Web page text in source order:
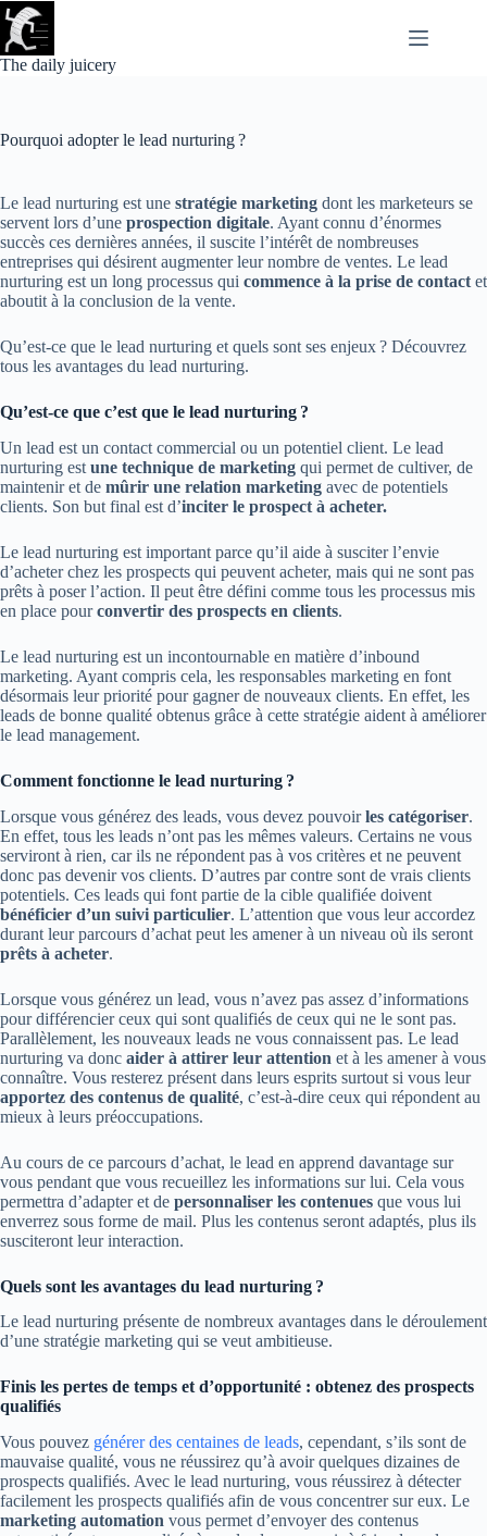
Passer
au
contenu
The daily juicery
Pourquoi adopter le lead nurturing ?
Le lead nurturing est une stratégie marketing dont les marketeurs se
servent lors d’une prospection digitale. Ayant connu d’énormes
succès ces dernières années, il suscite l’intérêt de nombreuses
entreprises qui désirent augmenter leur nombre de ventes. Le lead
nurturing est un long processus qui commence à la prise de contact et
aboutit à la conclusion de la vente.
Qu’est-ce que le lead nurturing et quels sont ses enjeux ? Découvrez
tous les avantages du lead nurturing.
Qu’est-ce que c’est que le lead nurturing ?
Un lead est un contact commercial ou un potentiel client. Le lead
nurturing est une technique de marketing qui permet de cultiver, de
maintenir et de mûrir une relation marketing avec de potentiels
clients. Son but final est d’inciter le prospect à acheter.
Le lead nurturing est important parce qu’il aide à susciter l’envie
d’acheter chez les prospects qui peuvent acheter, mais qui ne sont pas
prêts à poser l’action. Il peut être défini comme tous les processus mis
en place pourconvertir des prospects en clients.
Le lead nurturing est un incontournable en matière d’inbound
marketing. Ayant compris cela, les responsables marketing en font
désormais leur priorité pour gagner de nouveaux clients. En effet, les
leads de bonne qualité obtenus grâce à cette stratégie aident à améliorer
le lead management.
Comment fonctionne le lead nurturing ?
Lorsque vous générez des leads, vous devez pouvoirles catégoriser.
En effet, tous les leads n’ont pas les mêmes valeurs. Certains ne vous
serviront à rien, car ils ne répondent pas à vos critères et ne peuvent
donc pas devenir vos clients. D’autres par contre sont de vrais clients
potentiels. Ces leads qui font partie de la cible qualifiée doivent
bénéficier d’un suivi particulier. L’attention que vous leur accordez
durant leur parcours d’achat peut les amener à un niveau où ils seront
prêts à acheter.
Lorsque vous générez un lead, vous n’avez pas assez d’informations
pour différencier ceux qui sont qualifiés de ceux qui ne le sont pas.
Parallèlement, les nouveaux leads ne vous connaissent pas. Le lead
nurturing va donc aider à attirer leur attention et à les amener à vous
connaître. Vous resterez présent dans leurs esprits surtout si vous leur
apportez des contenus de qualité, c’est-à-dire ceux qui répondent au
mieux à leurs préoccupations.
Au cours de ce parcours d’achat, le lead en apprend davantage sur
vous pendant que vous recueillez les informations sur lui. Cela vous
permettra d’adapter et de personnaliser les contenues que vous lui
enverrez sous forme de mail. Plus les contenus seront adaptés, plus ils
susciteront leur interaction.
Quels sont les avantages du lead nurturing ?
Le lead nurturing présente de nombreux avantages dans le déroulement
d’une stratégie marketing qui se veut ambitieuse.
Finis les pertes de temps et d’opportunité : obtenez des prospects
qualifiés
Vous pouvez générer des centaines de leads, cependant, s’ils sont de
mauvaise qualité, vous ne réussirez qu’à avoir quelques dizaines de
prospects qualifiés. Avec le lead nurturing, vous réussirez à détecter
facilement les prospects qualifiés afin de vous concentrer sur eux. Le
marketing automation vous permet d’envoyer des contenus